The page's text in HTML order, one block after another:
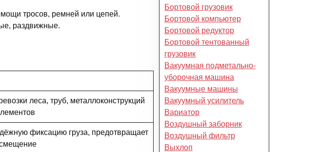
тросов, ремней или цепей.
раздвижные.
леса, труб, металлоконструкций
фиксацию груза, предотвращает
Бортовой грузовик
Бортовой компьютер
Бортовой редуктор
Бортовой тентованный
грузовик
Вакуумная подметально-
уборочная машина
Вакуумные машины
Вакуумный усилитель
Вариатор
Воздушный заборник
Воздушный фильтр
Выхлоп